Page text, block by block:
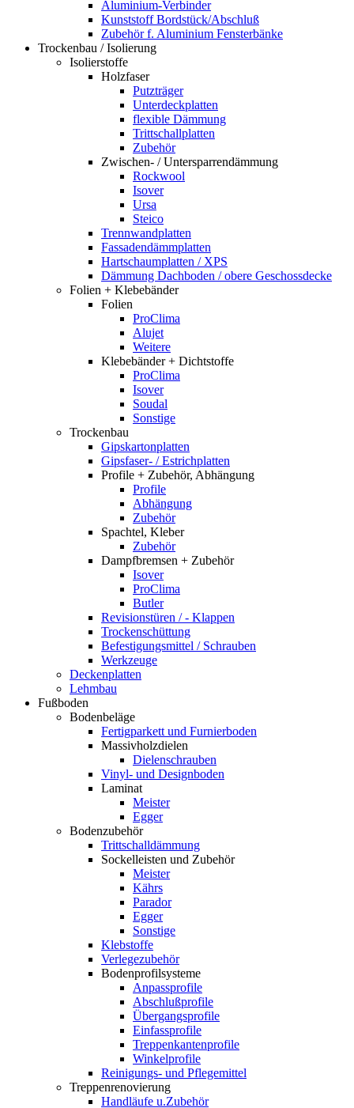
Aluminium-Verbinder
Kunststoff Bordstück/Abschluß
Zubehör f. Aluminium Fensterbänke
Trockenbau / Isolierung
Isolierstoffe
Holzfaser
Putzträger
Unterdeckplatten
flexible Dämmung
Trittschallplatten
Zubehör
Zwischen- / Untersparrendämmung
Rockwool
Isover
Ursa
Steico
Trennwandplatten
Fassadendämmplatten
Hartschaumplatten / XPS
Dämmung Dachboden / obere Geschossdecke
Folien + Klebebänder
Folien
ProClima
Alujet
Weitere
Klebebänder + Dichtstoffe
ProClima
Isover
Soudal
Sonstige
Trockenbau
Gipskartonplatten
Gipsfaser- / Estrichplatten
Profile + Zubehör, Abhängung
Profile
Abhängung
Zubehör
Spachtel, Kleber
Zubehör
Dampfbremsen + Zubehör
Isover
ProClima
Butler
Revisionstüren / - Klappen
Trockenschüttung
Befestigungsmittel / Schrauben
Werkzeuge
Deckenplatten
Lehmbau
Fußboden
Bodenbeläge
Fertigparkett und Furnierboden
Massivholzdielen
Dielenschrauben
Vinyl- und Designboden
Laminat
Meister
Egger
Bodenzubehör
Trittschalldämmung
Sockelleisten und Zubehör
Meister
Kährs
Parador
Egger
Sonstige
Klebstoffe
Verlegezubehör
Bodenprofilsysteme
Anpassprofile
Abschlußprofile
Übergangsprofile
Einfassprofile
Treppenkantenprofile
Winkelprofile
Reinigungs- und Pflegemittel
Treppenrenovierung
Handläufe u.Zubehör